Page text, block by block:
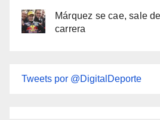
Márquez se cae, sale
carrera
Tweets por @DigitalDeporte